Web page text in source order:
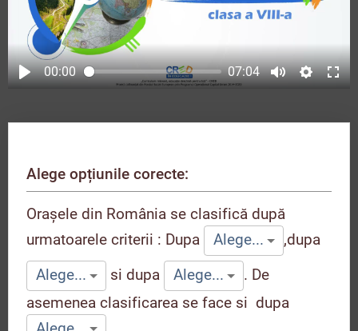
00:00 07:04
Alege opțiunile corecte:
Orașele din România se clasifică după
urmatoarele criterii : Dupa
Alege... ,dupa
Alege...
si dupa Alege... . De
asemenea clasificarea se face si dupa